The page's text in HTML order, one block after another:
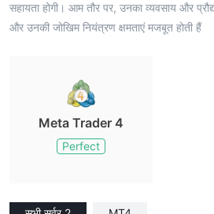
सहायता होगी। आम तौर पर, उनका व्यवसाय और
और उनकी जोखिम नियंत्रण क्षमताएं मजबूत होती हैं
Meta Trader 4
Perfect